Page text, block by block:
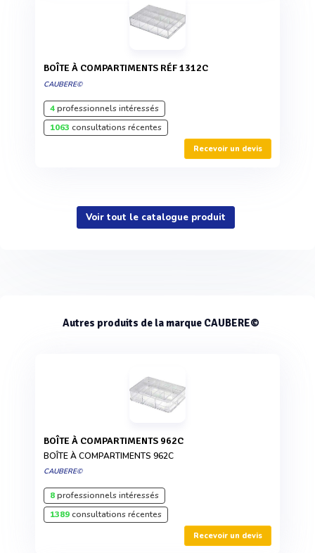
BOÎTE À COMPARTIMENTS RÉF 1312C
CAUBERE©
4professionnels intéressés
1063 consultations récentes
Recevoir un devis
Voir tout le catalogue produit
Autres produits de la marque CAUBERE©
BOÎTE À COMPARTIMENTS 962C
BOÎTE À COMPARTIMENTS 962C
CAUBERE©
8professionnels intéressés
1389consultations récentes
Recevoir un devis